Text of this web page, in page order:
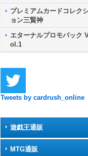
プレミアムカードコレク
ョン三賢神
エターナルプロモパック
ol.1
Tweets by cardrush_online
遊戯王通販
MTG通販